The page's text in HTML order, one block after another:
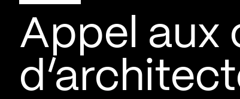
Appel aux